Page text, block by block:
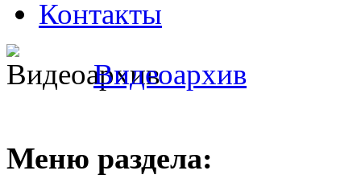
Контакты
Видеоархив
Меню раздела: